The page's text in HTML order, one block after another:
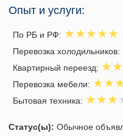
Опыт и услуги:
По РБ и РФ:
Перевозка холодильников:
Квартирный переезд:
Перевозка мебели:
Бытовая техника:
Статус(ы): Обычное